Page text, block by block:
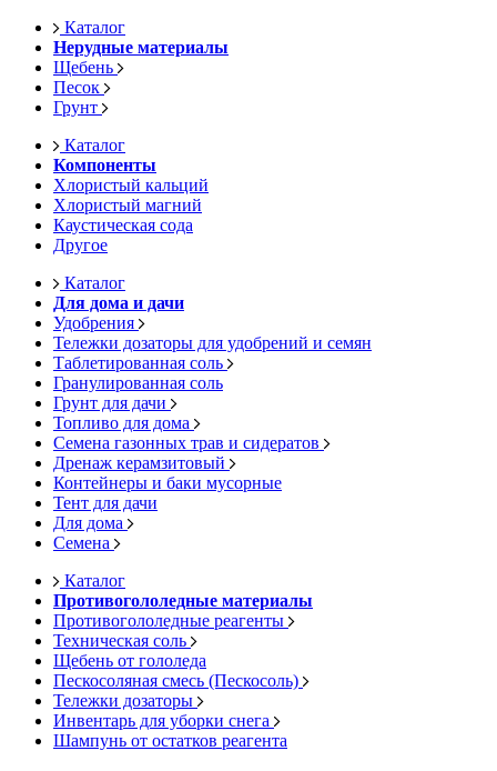
Каталог
Нерудные материалы
Щебень
Песок
Грунт
Каталог
Компоненты
Хлористый кальций
Хлористый магний
Каустическая сода
Другое
Каталог
Для дома и дачи
Удобрения
Тележки дозаторы для удобрений и семян
Таблетированная соль
Гранулированная соль
Грунт для дачи
Топливо для дома
Семена газонных трав и сидератов
Дренаж керамзитовый
Контейнеры и баки мусорные
Тент для дачи
Для дома
Семена
Каталог
Противогололедные материалы
Противогололедные реагенты
Техническая соль
Щебень от гололеда
Пескосоляная смесь (Пескосоль)
Тележки дозаторы
Инвентарь для уборки снега
Шампунь от остатков реагента